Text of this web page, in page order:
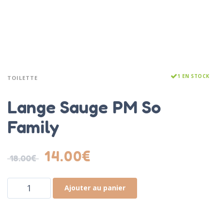
TOILETTE 1 EN STOCK
Lange Sauge PM So
Family
18.00€ 14.00€
Ajouter au panier